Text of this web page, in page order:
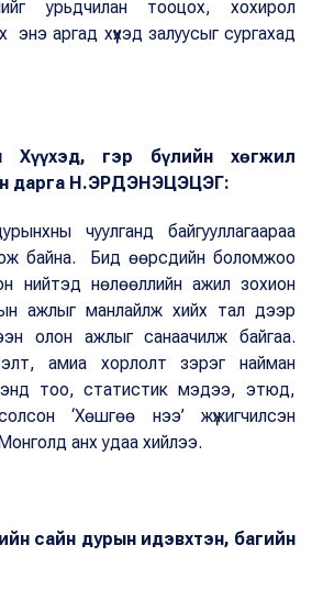
урьдчилан тооцох, хохирол
энэ аргад хүүхэд залуусыг сургахад
Хүүхэд, гэр бүлийн хөгжил
дарга Н.ЭРДЭНЭЦЭЦЭГ:
чуулганд байгууллагаараа
байна. Бид өөрсдийн боломжоо
нийтэд нөлөөллийн ажил зохион
ажлыг манлайлж хийх тал дээр
олон ажлыг санаачилж байгаа.
амиа хорлолт зэрэг найман
тоо, статистик мэдээ, этюд,
‘Хөшгөө нээ’ жүжигчилсэн
анх удаа хийлээ.
сайн дурын идэвхтэн, багийн